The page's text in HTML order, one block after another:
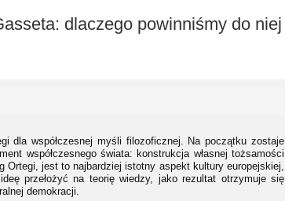
dlaczego powinniśmy do niej
dla współczesnej myśli filozoficznej. Na początku zostaje
współczesnego świata: konstrukcja własnej tożsamości
Ortegi, jest to najbardziej istotny aspekt kultury europejskiej,
przełożyć na teorię wiedzy, jako rezultat otrzymuje się
demokracji.